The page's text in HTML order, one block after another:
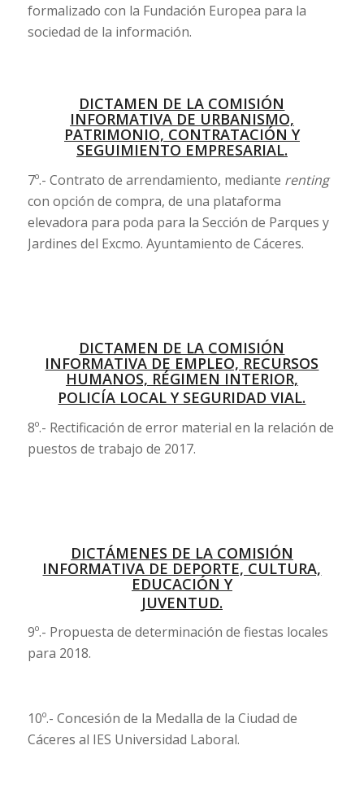
formalizado con la Fundación Europea para la
sociedad de la información.
DICTAMEN DE LA COMISIÓN
INFORMATIVA DE URBANISMO,
PATRIMONIO, CONTRATACIÓN Y
SEGUIMIENTO EMPRESARIAL.
7º.- Contrato de arrendamiento, mediante renting
con opción de compra, de una plataforma
elevadora para poda para la Sección de Parques y
Jardines del Excmo. Ayuntamiento de Cáceres.
DICTAMEN DE LA COMISIÓN
INFORMATIVA DE EMPLEO, RECURSOS
HUMANOS, RÉGIMEN INTERIOR,
POLICÍA LOCAL Y SEGURIDAD VIAL.
8º.- Rectificación de error material en la relación de
puestos de trabajo de 2017.
DICTÁMENES DE LA COMISIÓN
INFORMATIVA DE DEPORTE, CULTURA,
EDUCACIÓN Y
JUVENTUD.
9º.- Propuesta de determinación de fiestas locales
para 2018.
10º.- Concesión de la Medalla de la Ciudad de
Cáceres al IES Universidad Laboral.